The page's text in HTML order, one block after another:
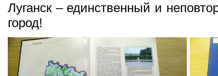
Луганск – единственный и
город!